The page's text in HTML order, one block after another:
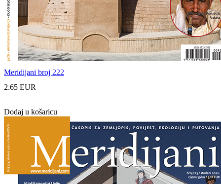
Meridijani broj 222
2.65 EUR
Dodaj u košaricu